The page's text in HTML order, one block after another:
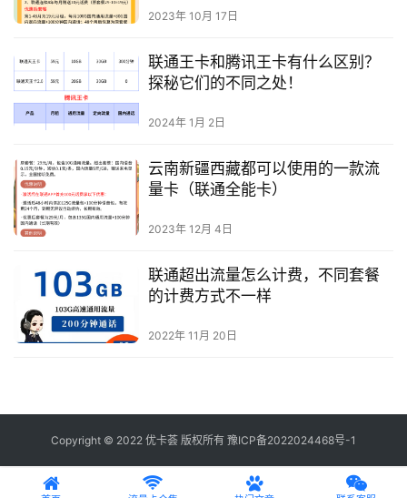
2023年 10月 17日
联通王卡和腾讯王卡有什么区别？
探秘它们的不同之处！
2024年 1月 2日
云南新疆西藏都可以使用的一款流
量卡（联通全能卡）
2023年 12月 4日
联通超出流量怎么计费，不同套餐
的计费方式不一样
2022年 11月 20日
Copyright © 2022 优卡荟 版权所有 豫ICP备2022024468号-1